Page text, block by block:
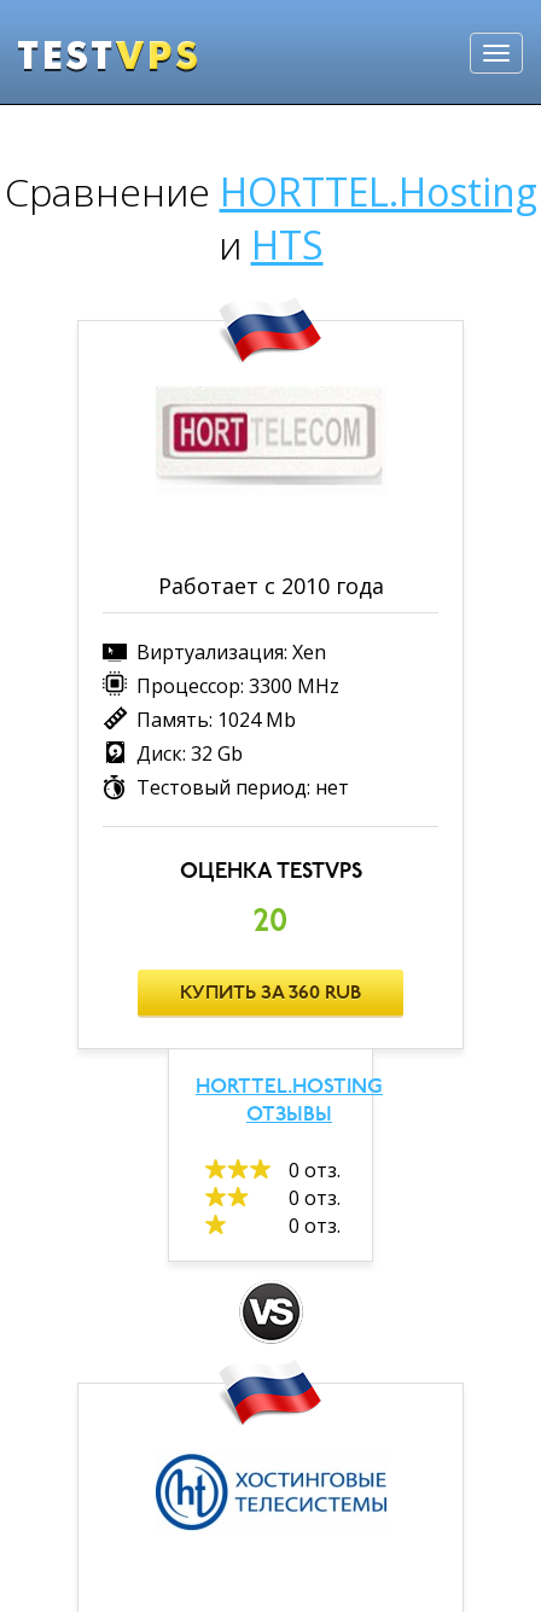
Сравнение HORTTEL.Hosting
и HTS
Работает с 2010 года
Виртуализация: Xen
Процессор: 3300 MHz
Память: 1024 Mb
Диск: 32 Gb
Тестовый период: нет
ОЦЕНКА TESTVPS
20
КУПИТЬ ЗА 360 RUB
HORTTEL.HOSTING
ОТЗЫВЫ
0 отз.
0 отз.
0 отз.